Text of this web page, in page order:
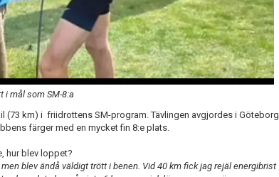
i mål som SM-8:a
(73 km) i friidrottens SM-program. Tävlingen avgjordes i Göteborg
färger med en mycket fin 8:e plats.
hur blev loppet?
blev ändå väldigt trött i benen. Vid 40 km fick jag rejäl energibrist